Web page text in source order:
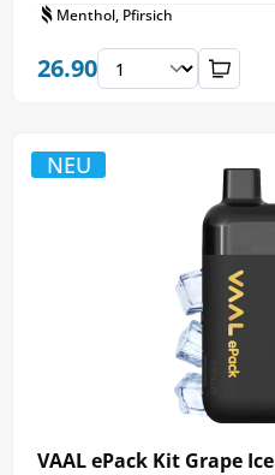
Menthol, Pfirsich
26.90
VAAL ePack Kit Grape Ice
NEU